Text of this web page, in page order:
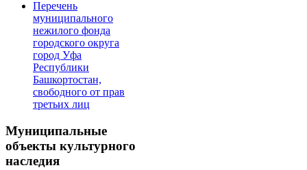
Перечень
муниципального
нежилого фонда
городского округа
город Уфа
Республики
Башкортостан,
свободного от прав
третьих лиц
Муниципальные
объекты культурного
наследия